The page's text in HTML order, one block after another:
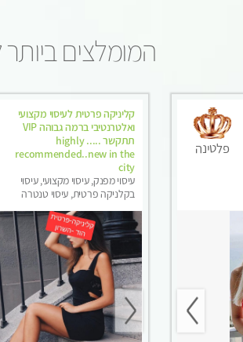
המומלצים
פלטינה
קליניקה פרטית לעיסוי מקצועי
ואלטרנטיבי ברמה גבוהה VIP
תתקשר ..... highly
recommended..new in the
city
עיסוי מפנק, עיסוי מקצועי, עיסוי
בקלניקה פרטית, עיסוי טנטרה